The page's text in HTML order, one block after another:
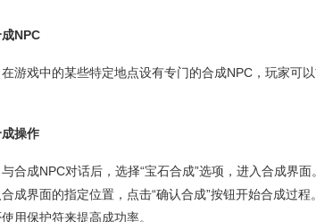
NPC
戏中的某些特定地点设有专门的合成NPC，玩家可以
操作
成NPC对话后，选择“宝石合成”选项，进入合成界面
成界面的指定位置，点击“确认合成”按钮开始合成过
用保护符来提高成功率。